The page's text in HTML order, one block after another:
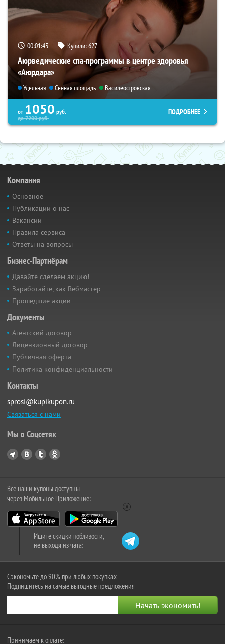
00:01:42 Купили:627
Аюрведические спа-программы в центре здоровья
«Аюрдара»
Удельная Сенная площадь Василеостровская
от 1050 руб.
до7200руб.
ПОДРОБНЕЕ
Компания
Основное
Публикации о нас
Вакансии
Правила сервиса
Ответы на вопросы
Бизнес-Партнёрам
Давайте сделаем акцию!
Заработайте, как Вебмастер
Прошедшие акции
Документы
Агентский договор
Лицензионный договор
Публичная оферта
Политика конфиденциальности
Контакты
sprosi@kupikupon.ru
Связаться с нами
Мы в Соцсетях
Все наши купоны доступны
через Мобильное Приложение:
Ищите скидки поблизости,
не выходя из чата:
Сэкономьте до 90% при любых покупках
Подпишитесь на самые выгодные предложения
Принимаем к оплате: